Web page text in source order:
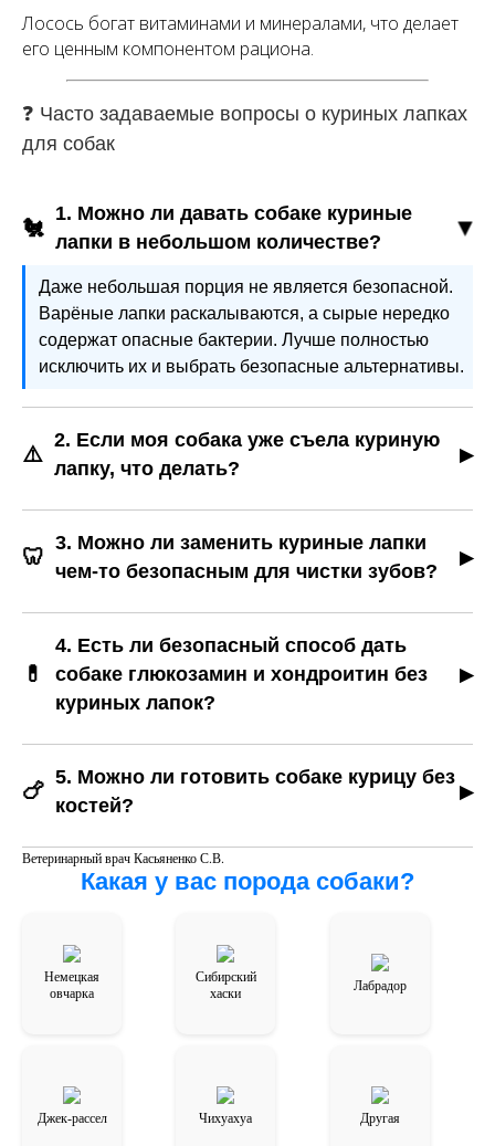
Лосось богат витаминами и минералами, что делает
его ценным компонентом рациона.
❓ Часто задаваемые вопросы о куриных лапках
для собак
🐔
1. Можно ли давать собаке куриные
лапки в небольшом количестве?
Даже небольшая порция не является безопасной.
Варёные лапки раскалываются, а сырые нередко
содержат опасные бактерии. Лучше полностью
исключить их и выбрать безопасные альтернативы.
⚠️
2. Если моя собака уже съела куриную
лапку, что делать?
срочно обратиться к ветеринару. Иногда кости
проходят безопасно, но рисковать нельзя.
🦷
3. Можно ли заменить куриные лапки
чем-то безопасным для чистки зубов?
лакомства, одобренные ветеринарными
организациями. Они очищают зубы и не несут риска
раскалывающихся костей.
💊
4. Есть ли безопасный способ дать
собаке глюкозамин и хондроитин без
куриных лапок?
пищевые добавки или специализированные корма
для поддержки суставов. Они безопаснее и
эффективнее.
🍗
5. Можно ли готовить собаке курицу без
костей?
Его можно варить, тушить или запекать без кожи и
специй. Главное — полностью удалить все кости,
Ветеринарный врач Касьяненко С.В.
Какая у вас порода собаки?
Немецкая
овчарка
Сибирский
хаски
Лабрадор
Джек-рассел Чихуахуа Другая